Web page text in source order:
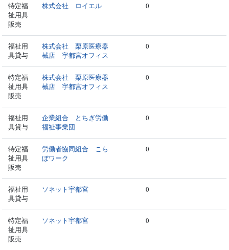
特定福
祉用具
販売
株式会社 ロイエル 0
福祉用
具貸与
株式会社 栗原医療器
械店 宇都宮オフィス
0
特定福
祉用具
販売
株式会社 栗原医療器
械店 宇都宮オフィス
0
福祉用
具貸与
企業組合 とちぎ労働
福祉事業団
0
特定福
祉用具
販売
労働者協同組合 こら
ぼワーク
0
福祉用
具貸与
ソネット宇都宮 0
特定福
祉用具
販売
ソネット宇都宮 0